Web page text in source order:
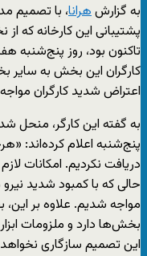
به گزارشهرانا، با تصمیم
پشتیبانی این کارخانه که
کارگران این بخش به
اعتراض شدید کارگران
به گفته این کارگر، منحل
پنج‌شنبه اعلام کرده‌اند:
دریافت نکردیم. امکانات
حالی که با کمبود شدید
مواجه شدیم. علاوه بر
بخش‌ها دارد و ملزومات
این تصمیم سازگاری